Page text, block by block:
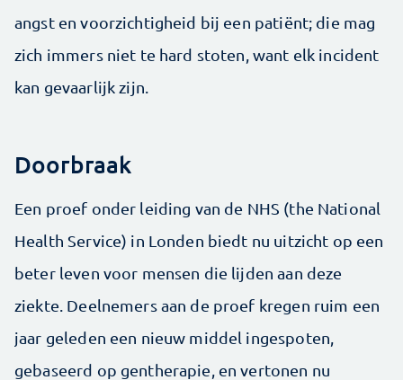
angst en voorzichtigheid bij een patiënt; die mag
zich immers niet te hard stoten, want elk incident
kan gevaarlijk zijn.
Doorbraak
Een proef onder leiding van de NHS (the National
Health Service) in Londen biedt nu uitzicht op een
beter leven voor mensen die lijden aan deze
ziekte. Deelnemers aan de proef kregen ruim een
jaar geleden een nieuw middel ingespoten,
gebaseerd op gentherapie, en vertonen nu